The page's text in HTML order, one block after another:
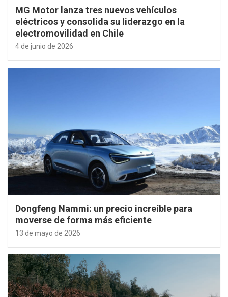
MG Motor lanza tres nuevos vehículos
eléctricos y consolida su liderazgo en la
electromovilidad en Chile
4 de junio de 2026
Dongfeng Nammi: un precio increíble para
moverse de forma más eficiente
13 de mayo de 2026